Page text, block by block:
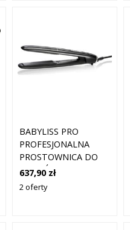
BABYLISS PRO
PROFESJONALNA
PROSTOWNICA DO
WŁOSÓW STYLISTA
25 MM SZARY I
SREBRNY BAB3550BE
637,90 zł
2 oferty